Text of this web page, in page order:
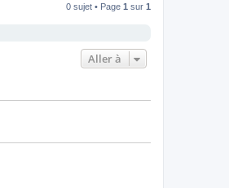
0 sujet • Page 1 sur 1
Aller à